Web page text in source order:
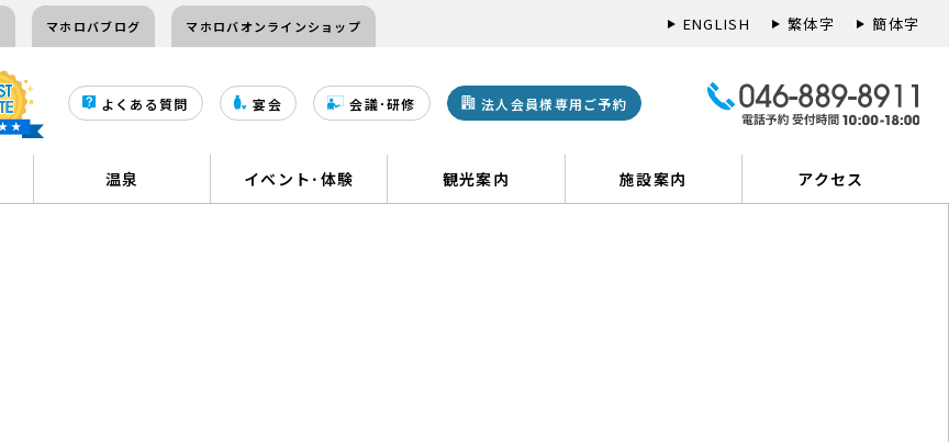
マホロバブログ マホロバオンラインショップ ENGLISH 繁体字 簡体字
よくある質問 宴会 会議･研修 法人会員様専用ご予約
温泉 イベント･体験 観光案内 施設案内 アクセス